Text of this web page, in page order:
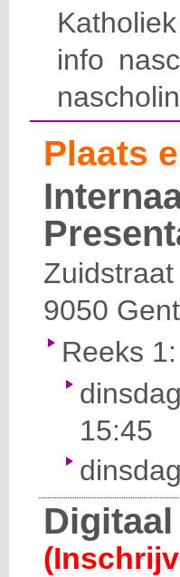
info
Plaats
Zuidstraat
9050 Gent
Reeks 1:
15:45